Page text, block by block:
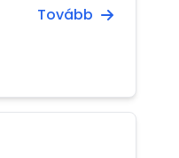
Tovább